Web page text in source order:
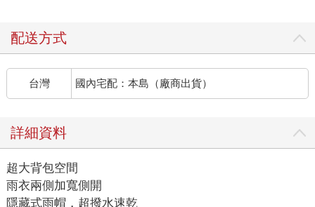
配送方式
台灣 國內宅配：本島（廠商出貨）
詳細資料
超大背包空間
雨衣兩側加寬側開
隱藏式雨帽，超撥水速乾